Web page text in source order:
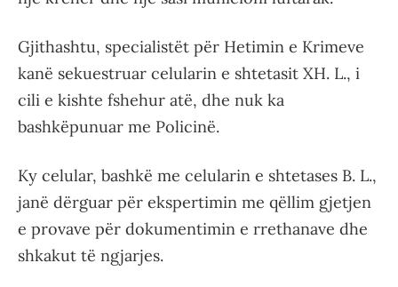
Gjithashtu, specialistët për Hetimin e Krimeve
kanë sekuestruar celularin e shtetasit XH. L., i
cili e kishte fshehur atë, dhe nuk ka
bashkëpunuar me Policinë.
Ky celular, bashkë me celularin e shtetases B. L.,
janë dërguar për ekspertimin me qëllim gjetjen
e provave për dokumentimin e rrethanave dhe
shkakut të ngjarjes.